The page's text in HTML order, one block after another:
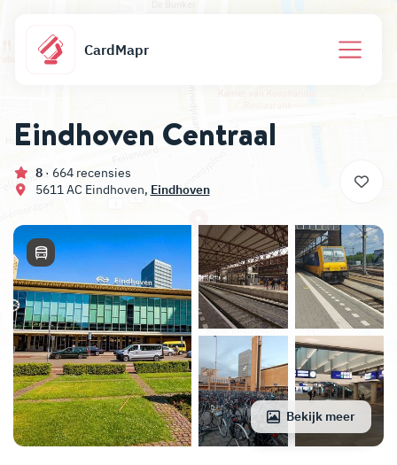
CardMapr
Eindhoven Centraal
8 · 664 recensies
5611 AC Eindhoven, Eindhoven
Bekijk meer